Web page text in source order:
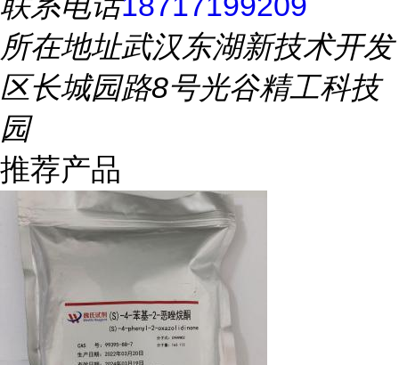
所在地址武汉东湖新技术开发
区长城园路8号光谷精工科技
园
推荐产品